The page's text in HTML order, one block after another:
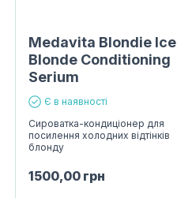
Medavita Blondie Ice
Blonde Conditioning
Serium
Є в наявності
Сироватка-кондиціонер для
посилення холодних відтінків
блонду
1500,00 грн